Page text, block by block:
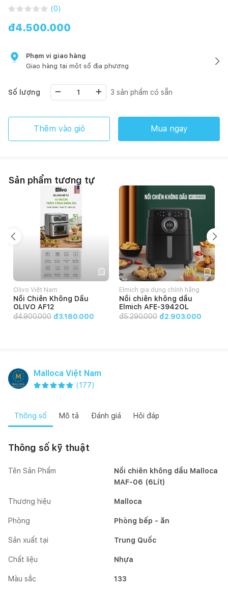
(0)
đ4.500.000
Phạm vi giao hàng
Giao hàng tại một số địa phương
Số lượng 3 sản phẩm có sẵn
Thêm vào giỏ Mua ngay
Sản phẩm tương tự
Olivo Việt Nam
Nồi Chiên Không Dầu
OLIVO AF12
đ4.900.000 đ3.180.000
Elmich gia dụng chính hãng
Nồi chiên không dầu
Elmich AFE-3942OL
đ5.290.000 đ2.903.000
Malloca Việt Nam
(177)
Thông số Mô tả Đánh giá Hỏi đáp
Thông số kỹ thuật
Tên Sản Phẩm
Nồi chiên không dầu Malloca
MAF-06 (6Lít)
Thương hiệu Malloca
Phòng Phòng bếp - ăn
Sản xuất tại Trung Quốc
Chất liệu Nhựa
Màu sắc 133